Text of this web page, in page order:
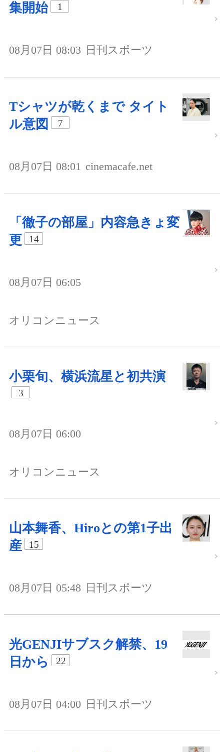
集開始 1
08月07日 08:03 日刊スポーツ
Tシャツが乾くまで タイト
ル意図
7
08月07日 08:01 cinemacafe.net
「徹子の部屋」内容急きょ変
更
14
08月07日 06:05
オリコンニュース
小栗旬、横浜流星と初共演
3
08月07日 06:00
オリコンニュース
山本舞香、Hiroとの第1子出
産
15
08月07日 05:48 日刊スポーツ
光GENJIサブスク解禁、19
日から
22
08月07日 04:00 日刊スポーツ